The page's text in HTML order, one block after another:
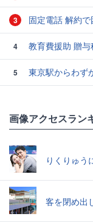
3 固定電話 解約
4 教育費援助 贈
5
東京駅からわず
画像アクセスラン
りくりゅう
客を閉め出